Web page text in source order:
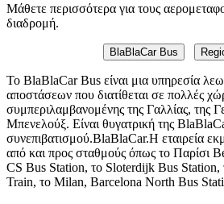
Μάθετε περισσότερα για τους
διαδρομή.
BlaBlaCar Bus
Το BlaBlaCar Bus είναι μια υπηρεσία
αποστάσεων που διατίθεται σε πολλές
συμπεριλαμβανομένης της Γαλλίας, της
Μπενελούξ. Είναι θυγατρική της
συνεπιβατισμού.BlaBlaCar.Η εταιρεία
από και προς σταθμούς όπως το Παρίσι
CS Bus Station, το Sloterdijk Bus Station,
Train, το Milan, Barcelona North Bus